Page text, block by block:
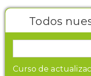
Todos
Buscar:
Curso de